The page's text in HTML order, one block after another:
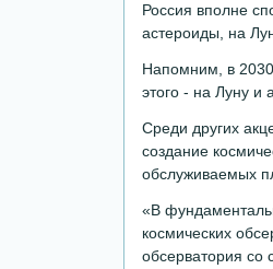
Россия вполне
астероиды, на
Напомним, в
этого - на Луну и
Среди других
создание
обслуживаемых
«В
космических
обсерватория со